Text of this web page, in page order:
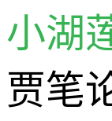
小湖
贾笔